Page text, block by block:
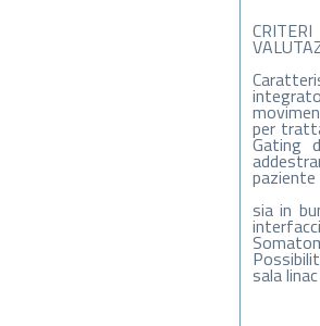
per
Gating
paziente
sia in
sala